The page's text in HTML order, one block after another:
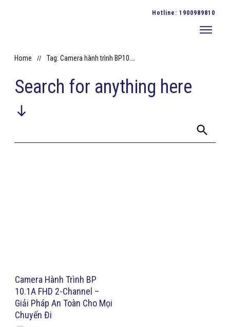
Hotline: 1900989810
Home // Tag: Camera hành trình BP10.1A
Search for anything here
Camera Hành Trình BP
10.1A FHD 2-Channel –
Giải Pháp An Toàn Cho Mọi
Chuyến Đi